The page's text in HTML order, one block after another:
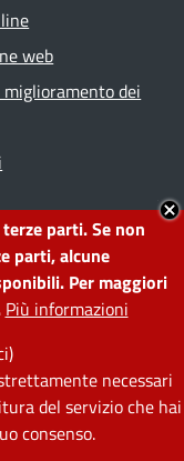
parti. Se non
parti, alcune
Per maggiori
Più informazioni
necessari
del servizio che hai
consenso.
web
miglioramento dei